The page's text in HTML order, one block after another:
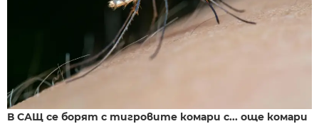
В САЩ се борят с тигровите комари с... още комари